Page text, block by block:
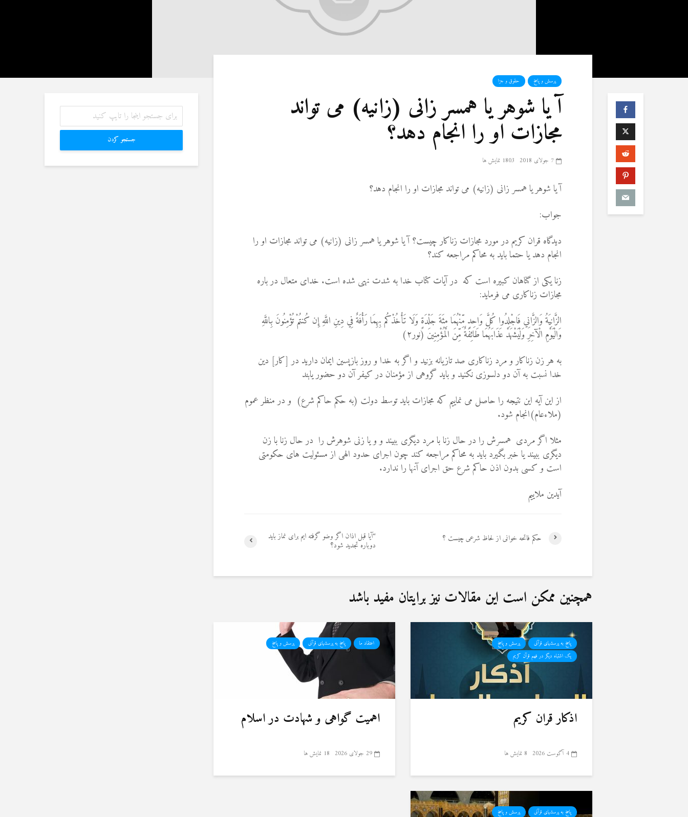
پرسش و پاسخ حقوق و جزا
آ یا شوهر یا همسر زانی (زانیه) می تواند
مجازات او را انجام دهد؟
7 جولای 2018 1803 نمایش ها
آ یا شوهر یا همسر زانی (زانیه) می تواند مجازات او را انجام دهد؟
جواب:
دیدگاه قران کریم در مورد مجازات زناکار چیست؟ آ یا شوهر یا همسر زانی (زانیه) می تواند مجازات او را
انجام دهد یا حتما باید به محاکم مراجعه کند؟
زنا یکی از گناهان کبیره است که در آیات کتاب خدا به شدت نهی شده است. خدای متعال در باره
مجازات زناکاری می فرماید:
الزَّانِيَةُ وَالزَّانِي فَاجْلِدُوا كُلَّ وَاحِدٍ مِّنْهُمَا مِئَةَ جَلْدَةٍ وَلَا تَأْخُذْكُم بِهِمَا رَأْفَةٌ فِي دِينِ اللَّهِ إِن كُنتُمْ تُؤْمِنُونَ بِاللَّهِ
وَالْيَوْمِ الْآخِرِ وَلْيَشْهَدْ عَذَابَهُمَا طَائِفَةٌ مِّنَ الْمُؤْمِنِينَ (نور۲)
به هر زن زناكار و مرد زناكارى صد تازيانه بزنيد و اگر به خدا و روز بازپسين ايمان داريد در [كار] دين
خدا نسبت به آن دو دلسوزى نكنيد و بايد گروهى از مؤمنان در كيفر آن دو حضور يابند
از این آیه این نتیجه را حاصل می نماییم که مجازات باید توسط دولت (به حکم حاکم شرع) و در منظر عموم
(ملاءعام)انجام شود.
مثلا اگر مردی همسرش را در حال زنا با مرد دیگری ببیند و و یا زنی شوهرش را در حال زنا با زن
دیگری ببیند یا خبر بگیرد باید به محاکم مراجعه کند چون اجرای حدود الهی از مسئولیت های حکومتی
است و کسی بدون اذن حاکم شرع حق اجرای آنها را ندارد.
آیدین ملاییم
“آیا قبل اذان اگر وضو گرفته ایم برای نماز باید
دوباره تجدید شود؟
حکم فاتحه خوانی از لحاظ شرعی چیست ؟
همچنین ممکن است این مقالات نیز برایتان مفید باشد
پاسخ به پرسشهای قرآنی
پرسش و پاسخ
یک اشتباه دیگر در فهم قرآن کریم
اذکار قران کریم
4 آگوست 2026 8 نمایش ها
اعتقاد ما پاسخ به پرسشهای قرآنی پرسش و پاسخ
اهمیت گواهی و شهادت در اسلام
29 جولای 2026 18 نمایش ها
پاسخ به پرسشهای قرآنی
پرسش و پاسخ
جستجو کردن
19 جولای 2026
4 جولای 2026
15 نمایش ها